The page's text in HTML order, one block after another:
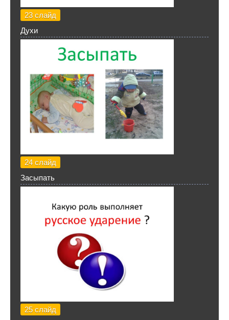
23 слайд
Духи
24 слайд
Засыпать
25 слайд